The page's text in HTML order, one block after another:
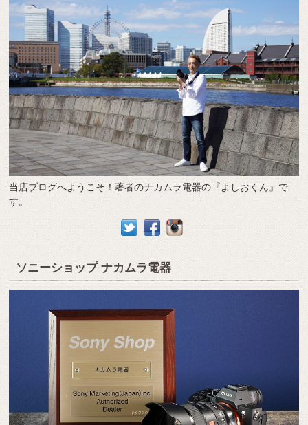
当店ブログへようこそ！著者のナカムラ電器の『よしおくん』で
す。
ソニーショップ ナカムラ電器